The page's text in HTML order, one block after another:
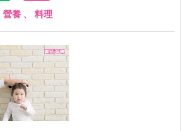
營養 、 料理